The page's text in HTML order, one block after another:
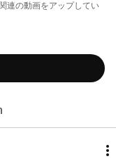
連の動画をアップしてい